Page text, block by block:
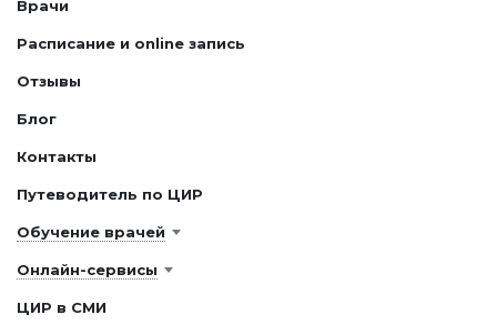
Врачи
Расписание и online запись
Отзывы
Блог
Контакты
Путеводитель по ЦИР
Обучение врачей
Онлайн-сервисы
ЦИР в СМИ